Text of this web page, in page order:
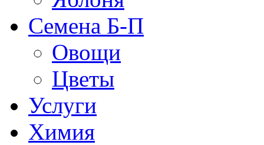
Семена Б-П
Овощи
Цветы
Услуги
Химия